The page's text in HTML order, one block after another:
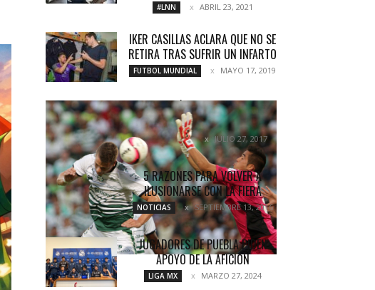
#LNN ABRIL 23, 2021
IKER CASILLAS ACLARA QUE NO SE
RETIRA TRAS SUFRIR UN INFARTO
FUTBOL MUNDIAL MAYO 17, 2019
CAMPEÓN DOBLEGADO EN
TERRITORIO SANTISTA
COLUMNETAS JULIO 27, 2017
5 RAZONES PARA VOLVER A
ILUSIONARSE CON LA FIERA
NOTICIAS SEPTIEMBRE 13, 2016
JUGADORES DE PUEBLA PIDEN
APOYO DE LA AFICIÓN
LIGA MX MARZO 27, 2024